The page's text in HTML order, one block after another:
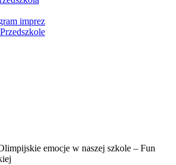
imprez
emocje w naszej szkole – Fun